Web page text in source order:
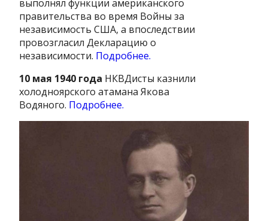
выполнял функции американского
правительства во время Войны за
независимость США, а впоследствии
провозгласил Декларацию о
независимости. Подробнее.
10 мая 1940 года НКВДисты казнили
холодноярского атамана Якова
Водяного. Подробнее.